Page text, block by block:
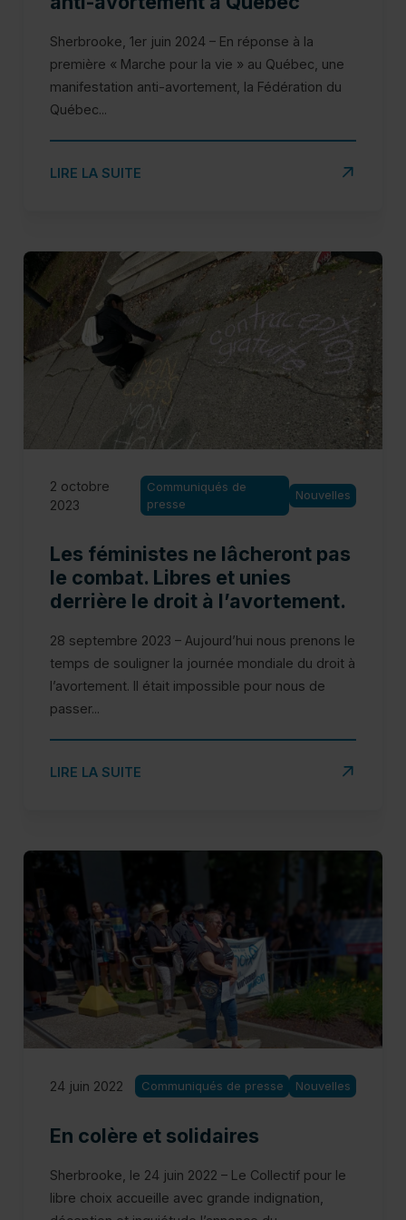
Sherbrooke, 1er juin 2024 – En réponse à la
première « Marche pour la vie » au Québec, une
manifestation anti-avortement, la Fédération du
Québec...
LIRE LA SUITE
SUR RIPOSTE PRO-CHOIX : DES GROUPES
2 octobre
2023
Communiqués de
presse
Nouvelles
Les féministes ne lâcheront pas
le combat. Libres et unies
derrière le droit à l’avortement.
28 septembre 2023 – Aujourd’hui nous prenons le
temps de souligner la journée mondiale du droit à
l’avortement. Il était impossible pour nous de
passer...
LIRE LA SUITE
SUR LES FÉMINISTES NE LÂCHERONT PAS LE
24 juin 2022 Communiqués de presse Nouvelles
En colère et solidaires
Sherbrooke, le 24 juin 2022 – Le Collectif pour le
libre choix accueille avec grande indignation,